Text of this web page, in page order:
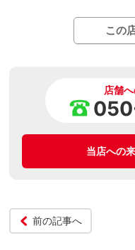
この
店舗
当店への
前の記事へ